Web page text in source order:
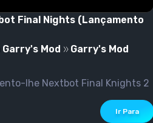
Final Nights (Lançamento
Mod Garry's Mod
lhe Nextbot Final Knights 2
Ir Para